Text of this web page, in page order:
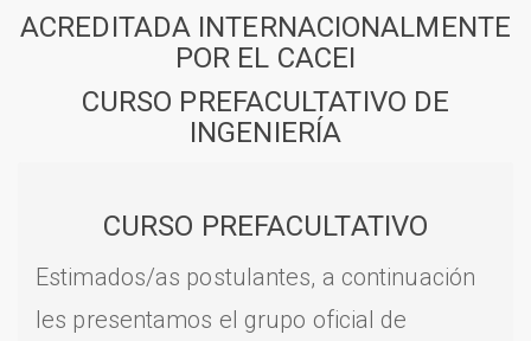
ACREDITADA INTERNACIONALMENTE
POR EL CACEI
CURSO PREFACULTATIVO DE
INGENIERÍA
CURSO PREFACULTATIVO
Estimados/as postulantes, a continuación
les presentamos el grupo oficial de